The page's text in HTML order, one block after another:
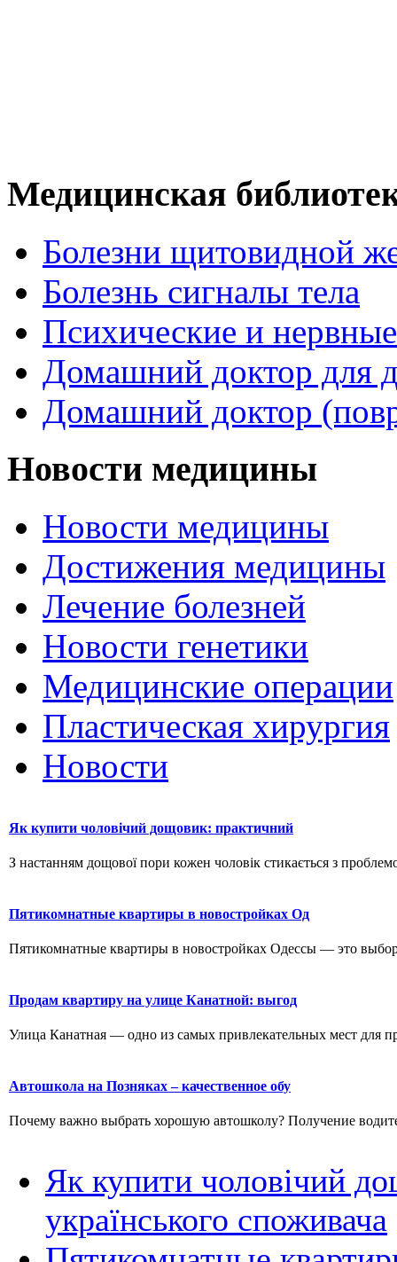
Медицинская
Болезни щитовидной
Болезнь сигналы тела
Психические и
Домашний доктор для
Домашний доктор
Новости медицины
Новости медицины
Достижения медицины
Лечение болезней
Новости генетики
Медицинские операции
Пластическая хирургия
Новости
Як купити чоловічий дощовик: практичний
З настанням дощової пори кожен чоловік стикається з
Пятикомнатные квартиры в новостройках Од
Пятикомнатные квартиры в новостройках Одессы — это
Продам квартиру на улице Канатной: выгод
Улица Канатная — одно из самых привлекательных мест для
Автошкола на Позняках – качественное обу
Почему важно выбрать хорошую автошколу? Получение
Як купити чоловічий
українського споживача